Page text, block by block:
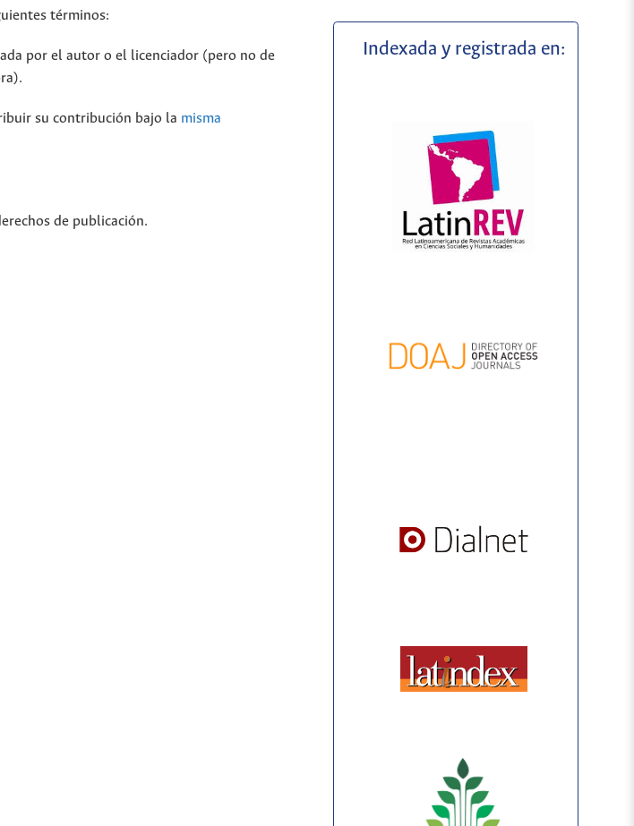
términos:
por el autor o el licenciador (pero no de
su contribución bajo la misma
de publicación.
Indexada y registrada en: